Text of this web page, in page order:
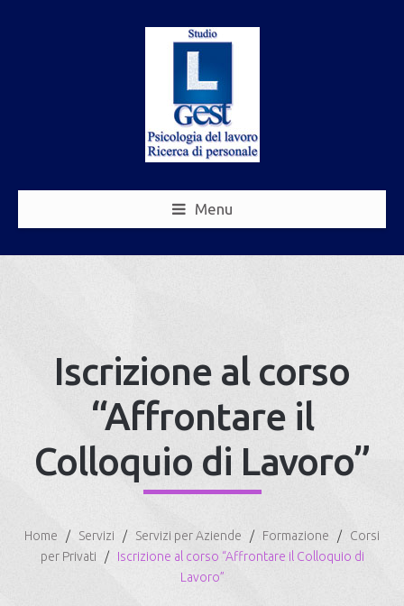
Menu
Iscrizione al corso
“Affrontare il
Colloquio di Lavoro”
Home Servizi Servizi per Aziende Formazione
Corsi
per Privati
Iscrizione al corso “Affrontare il Colloquio di
Lavoro”